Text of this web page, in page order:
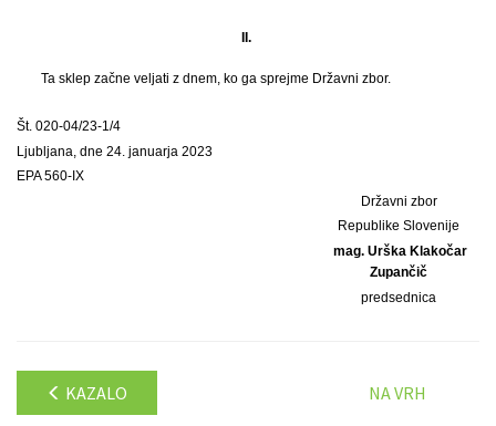
II.
Ta sklep začne veljati z dnem, ko ga sprejme Državni zbor.
Št. 020-04/23-1/4
Ljubljana, dne 24. januarja 2023
EPA 560-IX
Državni zbor
Republike Slovenije
mag. Urška Klakočar
Zupančič
predsednica
KAZALO NA VRH